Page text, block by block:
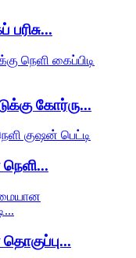
கோர்ரு...